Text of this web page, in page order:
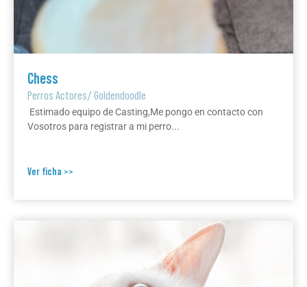
Chess
Perros Actores/Goldendoodle
Estimado equipo de Casting,Me pongo en contacto con
Vosotros para registrar a mi perro...
Ver ficha >>